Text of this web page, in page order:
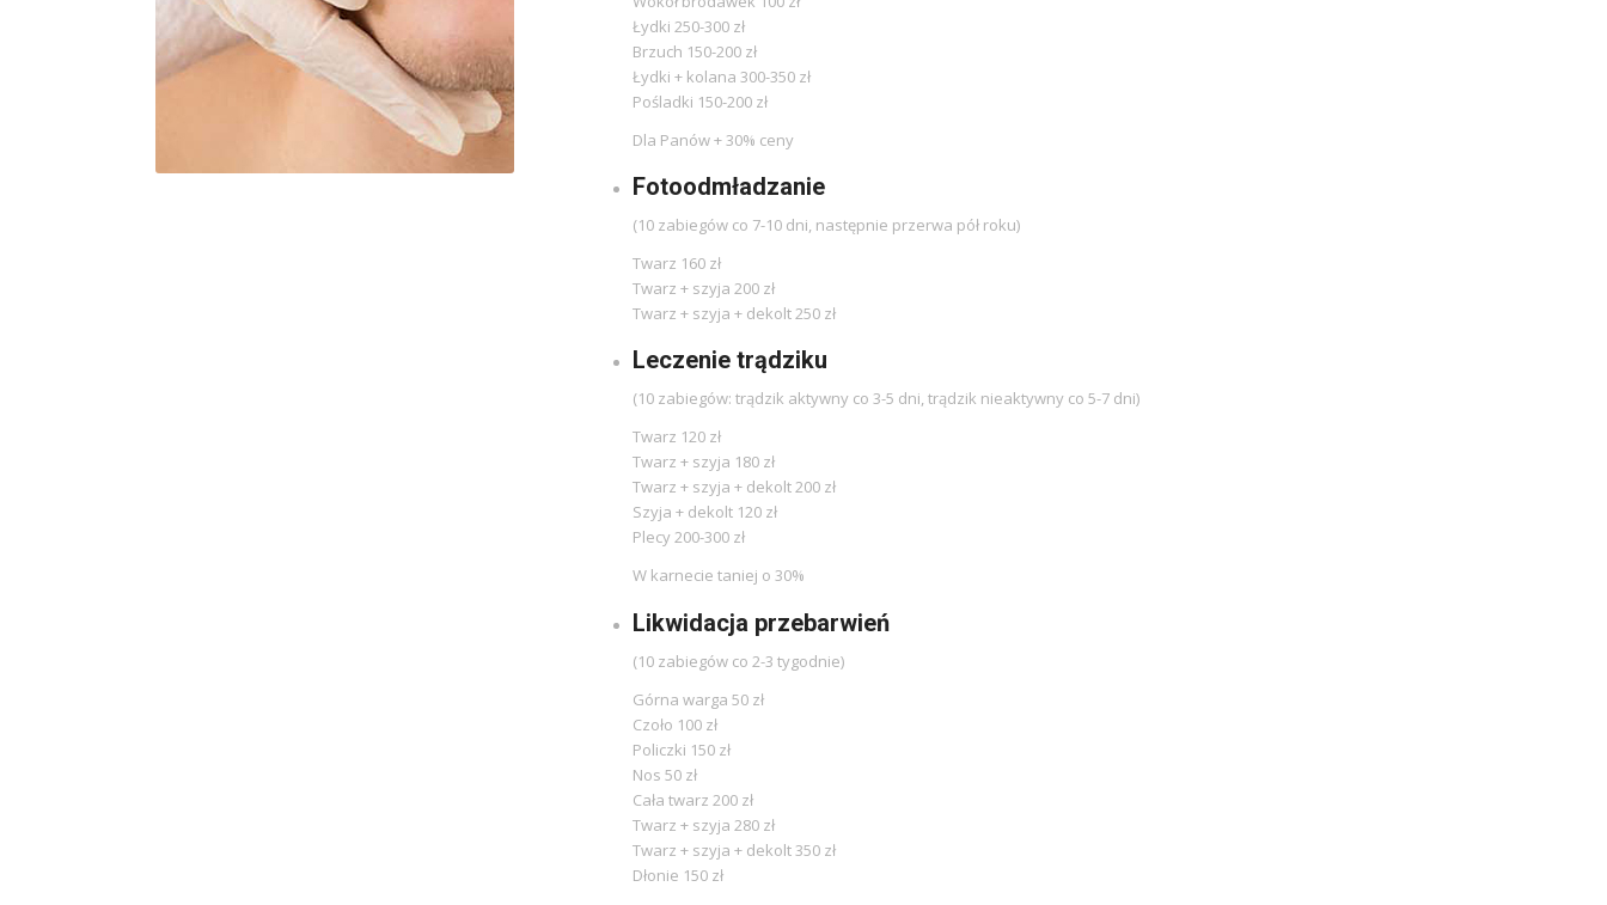
Łydki 250-300 zł
Brzuch 150-200 zł
Łydki + kolana 300-350 zł
Pośladki 150-200 zł
Dla Panów + 30% ceny
Fotoodmładzanie
(10 zabiegów co 7-10 dni, następnie przerwa pół roku)
Twarz 160 zł
Twarz + szyja 200 zł
Twarz + szyja + dekolt 250 zł
Leczenie trądziku
(10 zabiegów: trądzik aktywny co 3-5 dni, trądzik nieaktywny co 5-7 dni)
Twarz 120 zł
Twarz + szyja 180 zł
Twarz + szyja + dekolt 200 zł
Szyja + dekolt 120 zł
Plecy 200-300 zł
W karnecie taniej o 30%
Likwidacja przebarwień
(10 zabiegów co 2-3 tygodnie)
Górna warga 50 zł
Czoło 100 zł
Policzki 150 zł
Nos 50 zł
Cała twarz 200 zł
Twarz + szyja 280 zł
Twarz + szyja + dekolt 350 zł
Dłonie 150 zł